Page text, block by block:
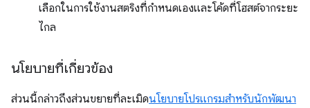
เลือกในการใช้งานสตริงที่กำหนดเองและโค้ดที่โฮสต์จากระยะ
ไกล
นโยบายที่เกี่ยวข้อง
ส่วนนี้กล่าวถึงส่วนขยายที่ละเมิดนโยบายโปรแกรมสำหรับนักพัฒนา